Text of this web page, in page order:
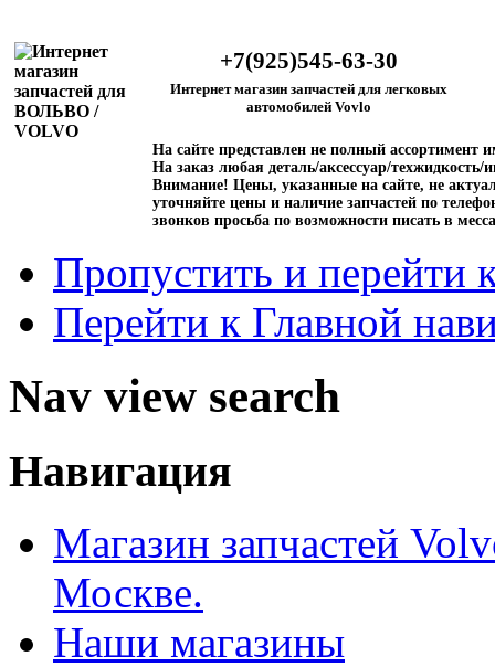
+7(925)545-63-30
Интернет магазин запчастей для легковых
автомобилей Vovlo
На сайте представлен не полный ассортимент
На заказ любая деталь/аксессуар/техжидкость/
Внимание! Цены, указанные на сайте, не
уточняйте цены и наличие запчастей по
звонков просьба по возможности писать в
Пропустить и перейти
Перейти к Главной
Nav view search
Навигация
Магазин запчастей
Москве.
Наши магазины